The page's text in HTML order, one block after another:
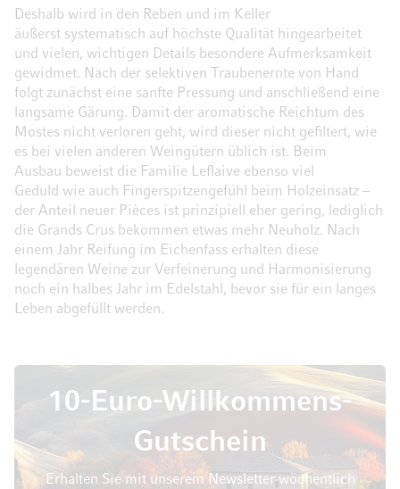
Deshalb wird in den Reben und im Keller
äußerst systematisch auf höchste Qualität hingearbeitet
und vielen, wichtigen Details besondere Aufmerksamkeit
gewidmet. Nach der selektiven Traubenernte von Hand
folgt zunächst eine sanfte Pressung und anschließend eine
langsame Gärung. Damit der aromatische Reichtum des
Mostes nicht verloren geht, wird dieser nicht gefiltert, wie
es bei vielen anderen Weingütern üblich ist. Beim
Ausbau beweist die Familie Leflaive ebenso viel
Geduld wie auch Fingerspitzengefühl beim Holzeinsatz –
der Anteil neuer Pièces ist prinzipiell eher gering, lediglich
die Grands Crus bekommen etwas mehr Neuholz. Nach
einem Jahr Reifung im Eichenfass erhalten diese
legendären Weine zur Verfeinerung und Harmonisierung
noch ein halbes Jahr im Edelstahl, bevor sie für ein langes
Leben abgefüllt werden.
10-Euro-Willkommens-
Gutschein
Erhalten Sie mit unserem Newsletter wöchentlich